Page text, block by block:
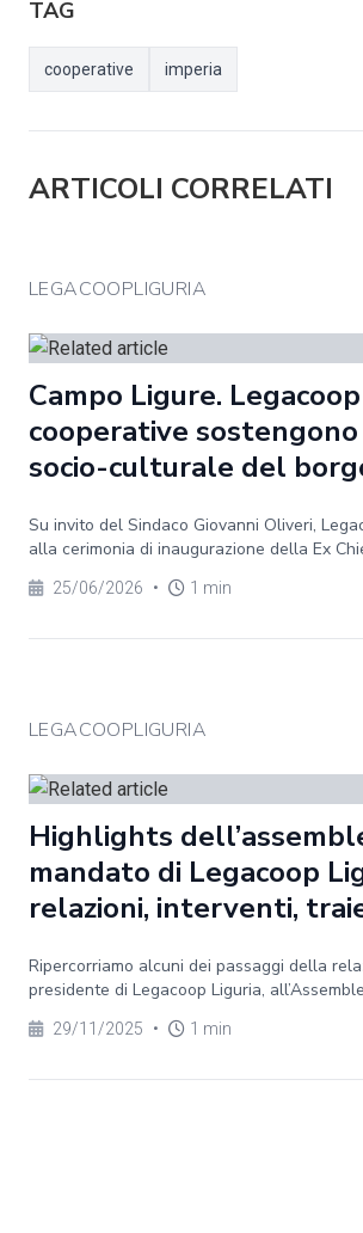
TAG
cooperative imperia
ARTICOLI CORRELATI
LEGACOOPLIGURIA
Campo Ligure.
cooperative
socio-culturale del
Su invito del Sindaco Giovanni Oliveri,
alla cerimonia di inaugurazione della Ex
25/06/2026 • 1 min
LEGACOOPLIGURIA
Highlights
mandato di Legacoop
relazioni, interventi,
Ripercorriamo alcuni dei passaggi della
presidente di Legacoop Liguria,
29/11/2025 • 1 min